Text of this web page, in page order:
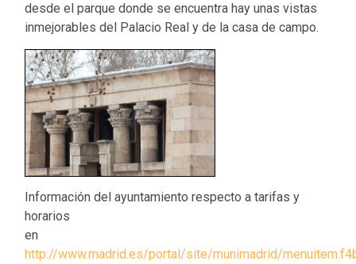
desde el parque donde se encuentra hay unas vistas
inmejorables del Palacio Real y de la casa de campo.
Información del ayuntamiento respecto a tarifas y
horarios
en
http://www.madrid.es/portal/site/munimadrid/